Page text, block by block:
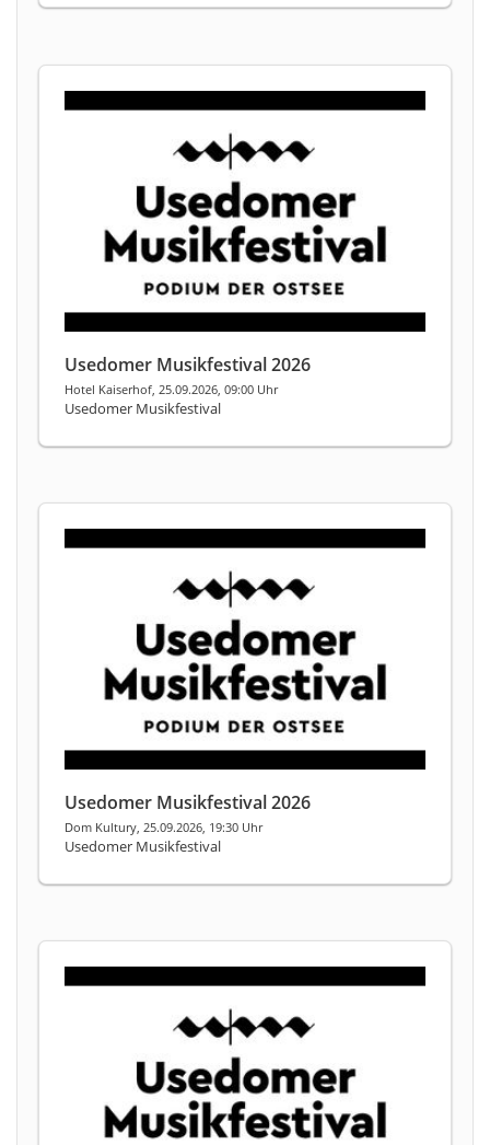
Usedomer Musikfestival 2026
Hotel Kaiserhof, 25.09.2026, 09:00 Uhr
Usedomer Musikfestival
Usedomer Musikfestival 2026
Dom Kultury, 25.09.2026, 19:30 Uhr
Usedomer Musikfestival